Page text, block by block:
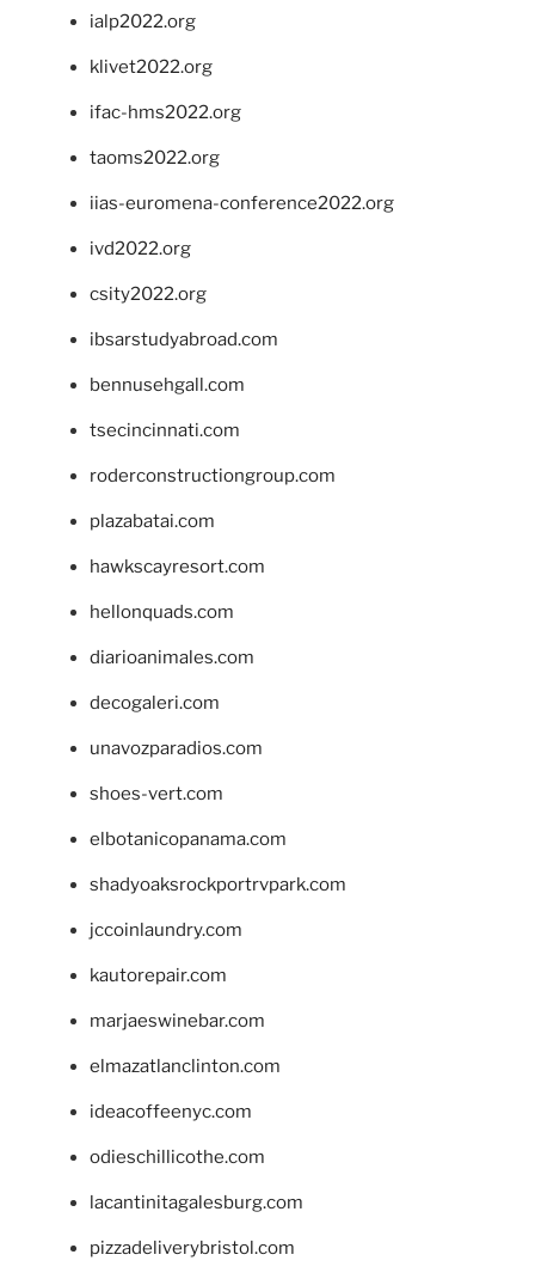
ialp2022.org
klivet2022.org
ifac-hms2022.org
taoms2022.org
iias-euromena-conference2022.org
ivd2022.org
csity2022.org
ibsarstudyabroad.com
bennusehgall.com
tsecincinnati.com
roderconstructiongroup.com
plazabatai.com
hawkscayresort.com
hellonquads.com
diarioanimales.com
decogaleri.com
unavozparadios.com
shoes-vert.com
elbotanicopanama.com
shadyoaksrockportrvpark.com
jccoinlaundry.com
kautorepair.com
marjaeswinebar.com
elmazatlanclinton.com
ideacoffeenyc.com
odieschillicothe.com
lacantinitagalesburg.com
pizzadeliverybristol.com